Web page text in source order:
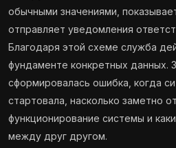
обычными значениями,
отправляет уведомления
Благодаря этой схеме служба
фундаменте конкретных данных.
сформировалась ошибка, когда
стартовала, насколько заметно
функционирование системы и
между друг другом.